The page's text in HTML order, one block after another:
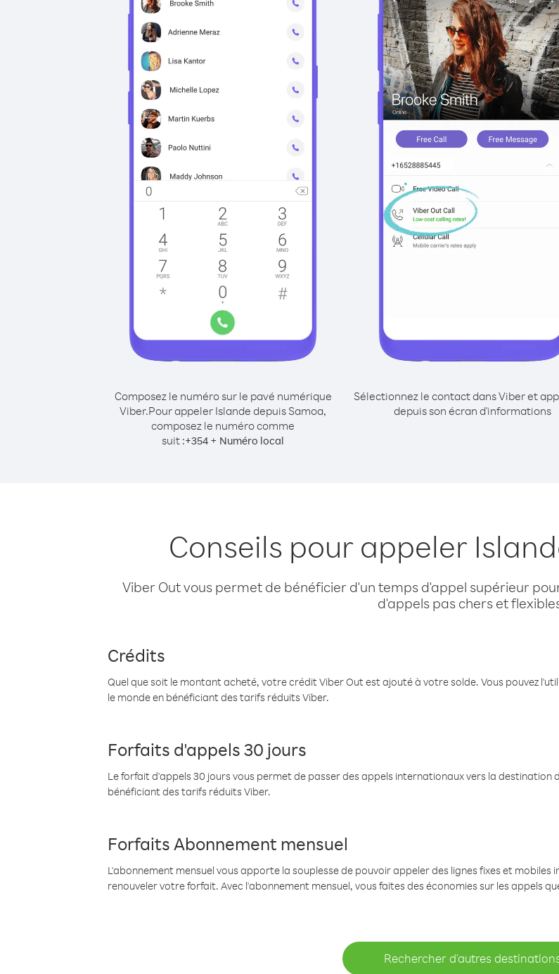
Composez le numéro sur le pavé numérique
Viber.Pour appeler Islande depuis Samoa,
composez le numéro comme
suit :+354 + Numéro local
Sélectionnez le contact dans Viber et
depuis son écran d'informations
Conseils pour appeler
Viber Out vous permet de bénéficier d'un temps d'appel supérieur
d'appels pas chers et
Crédits
Quel que soit le montant acheté, votre crédit Viber Out est ajouté à votre solde. Vous pouvez
le monde en bénéficiant des tarifs réduits Viber.
Forfaits d'appels 30 jours
Le forfait d'appels 30 jours vous permet de passer des appels internationaux vers la destination
bénéficiant des tarifs réduits Viber.
Forfaits Abonnement mensuel
L'abonnement mensuel vous apporte la souplesse de pouvoir appeler des lignes fixes et
renouveler votre forfait. Avec l'abonnement mensuel, vous faites des économies sur les appels
Rechercher d'autres